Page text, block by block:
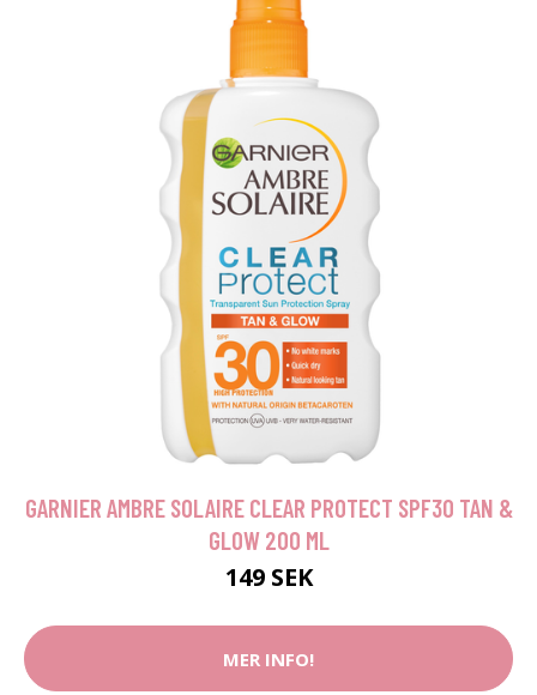
GARNIER AMBRE SOLAIRE CLEAR PROTECT SPF30 TAN &
GLOW 200 ML
149 SEK
MER INFO!